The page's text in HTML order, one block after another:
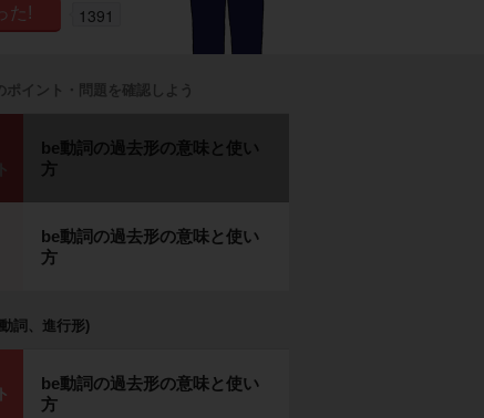
1391
ポイント・問題を確認しよう
be動詞の過去形の意味と使い
方
be動詞の過去形の意味と使い
方
詞、進行形)
be動詞の過去形の意味と使い
方